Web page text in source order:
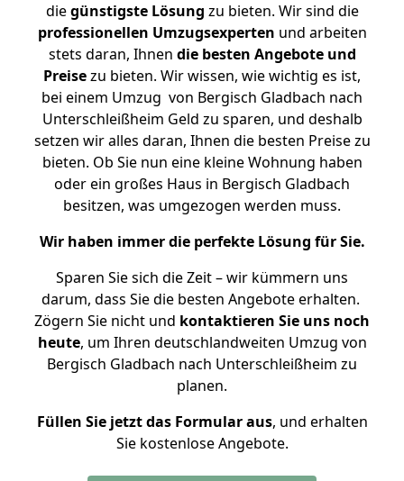
diegünstigste Lösung zu bieten. Wir sind die
professionellen Umzugsexperten und arbeiten
stets daran, Ihnen die besten Angebote und
Preisezu bieten. Wir wissen, wie wichtig es ist,
bei einem Umzug von Bergisch Gladbach nach
Unterschleißheim Geld zu sparen, und deshalb
setzen wir alles daran, Ihnen die besten Preise zu
bieten. Ob Sie nun eine kleine Wohnung haben
oder ein großes Haus in Bergisch Gladbach
besitzen, was umgezogen werden muss.
Wir haben immer die perfekte Lösung für Sie.
Sparen Sie sich die Zeit – wir kümmern uns
darum, dass Sie die besten Angebote erhalten.
Zögern Sie nicht und kontaktieren Sie uns noch
heute, um Ihren deutschlandweiten Umzug von
Bergisch Gladbach nach Unterschleißheim zu
planen.
Füllen Sie jetzt das Formular aus, und erhalten
Sie kostenlose Angebote.